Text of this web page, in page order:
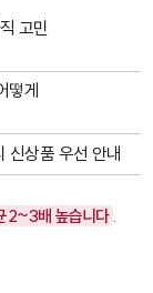
고민
게
신상품 우선 안내
2~3배 높습니다 .